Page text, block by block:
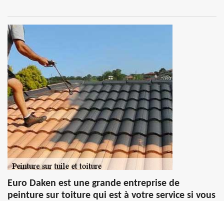
Euro Daken est une grande entreprise de
peinture sur toiture qui est à votre service si vous